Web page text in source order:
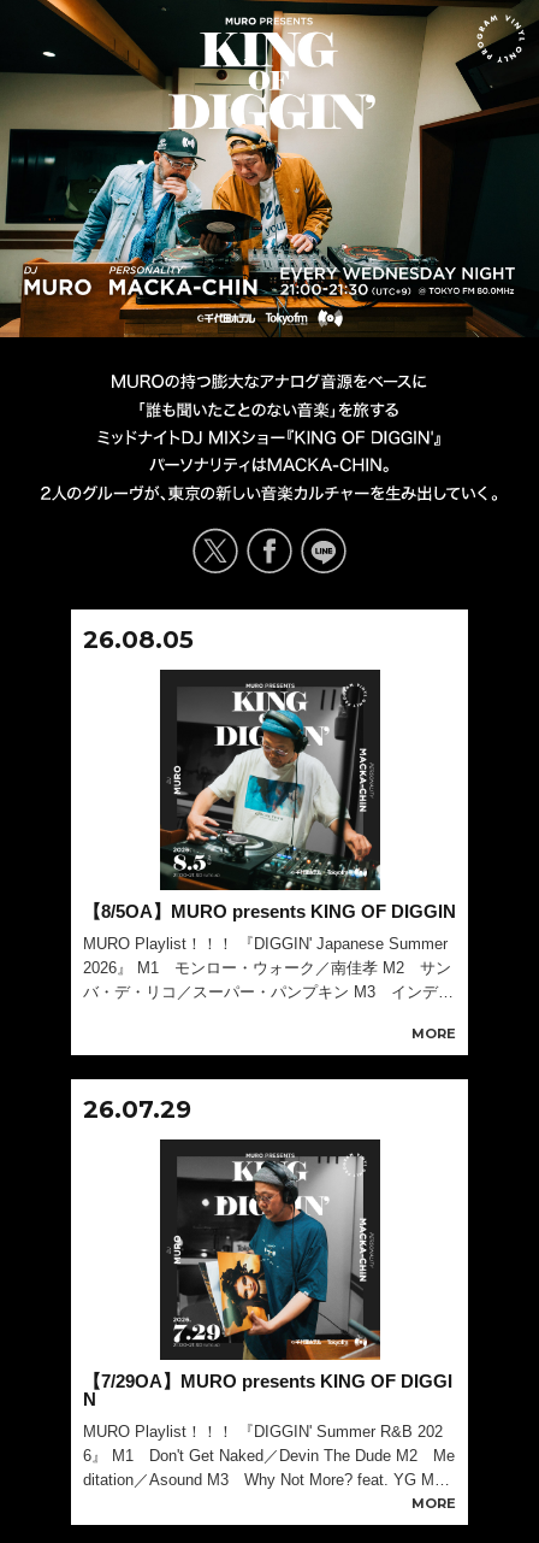
TOKYO FM
MURO presents KING OF
DJ MURO PERSONALITY MACKA-CHIN
26.08.05
【8/5OA】MURO presents KING OF DIGGIN
MURO Playlist！！！ 『DIGGIN' Japanese Summer
2026』 M1 モンロー・ウォーク／南佳孝 M2 サン
バ・デ・リコ／スーパー・パンプキン M3 インディ
MORE
26.07.29
【7/29OA】MURO presents KING OF DIGGI
N
MURO Playlist！！！ 『DIGGIN' Summer R&B 202
6』 M1 Don't Get Naked／Devin The Dude M2 Me
ditation／Asound M3 Why Not More? feat. YG Marl
MORE